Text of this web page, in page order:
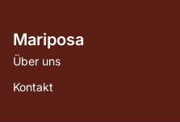
Mariposa
Über uns
Kontakt